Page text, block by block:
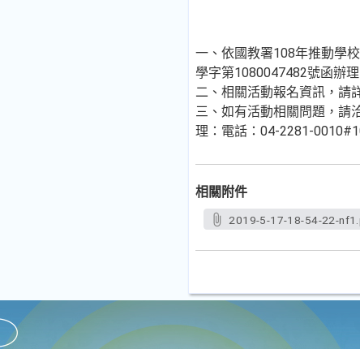
一、依國教署108年推動學
學字第1080047482號函辦理
二、相關活動報名資訊，請
三、如有活動相關問題，請
理：電話：04-2281-
相關附件
2019-5-17-18-54-22-